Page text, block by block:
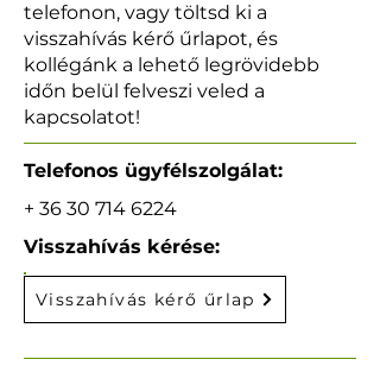
telefonon, vagy töltsd ki a
visszahívás kérő űrlapot, és
kollégánk a lehető legrövidebb
időn belül felveszi veled a
kapcsolatot!
Telefonos ügyfélszolgálat:
+ 36 30 714 6224
Visszahívás kérése:
Visszahívás kérő űrlap